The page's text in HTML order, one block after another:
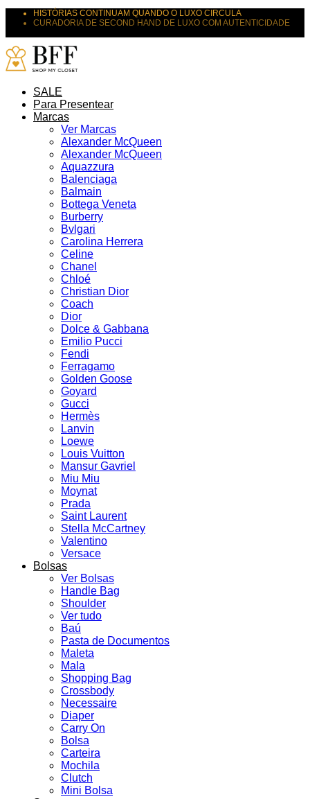
HISTÓRIAS CONTINUAM QUANDO O LUXO CIRCULA
CURADORIA DE SECOND HAND DE LUXO COM AUTENTICIDADE
SALE
Para Presentear
Marcas
Ver Marcas
Alexander McQueen
Alexander McQueen
Aquazzura
Balenciaga
Balmain
Bottega Veneta
Burberry
Bvlgari
Carolina Herrera
Celine
Chanel
Chloé
Christian Dior
Coach
Dior
Dolce & Gabbana
Emilio Pucci
Fendi
Ferragamo
Golden Goose
Goyard
Gucci
Hermès
Lanvin
Loewe
Louis Vuitton
Mansur Gavriel
Miu Miu
Moynat
Prada
Saint Laurent
Stella McCartney
Valentino
Versace
Bolsas
Ver Bolsas
Handle Bag
Shoulder
Ver tudo
Baú
Pasta de Documentos
Maleta
Mala
Shopping Bag
Crossbody
Necessaire
Diaper
Carry On
Bolsa
Carteira
Mochila
Clutch
Mini Bolsa